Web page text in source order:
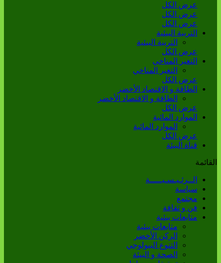
عرض الكل
عرض الكل
عرض الكل
التربية البيئية
التربية البيئية
عرض الكل
التغير المناخي
التغير المناخي
عرض الكل
الطاقة و الاقتصاد الأخضر
الطاقة و الاقتصاد الأخضر
عرض الكل
الموارد المائية
الموارد المائية
عرض الكل
قناة البيئة
القائمة
الــرئـيـسـيـــــة
سياسة
مجتمع
فن و ثقافة
متابعات بيئية
متابعات بيئية
الركن الأخضر
التنوع البيولوجي
الصحة و البيئة